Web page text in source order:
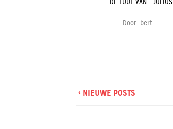
Door: bert
‹ NIEUWE POSTS